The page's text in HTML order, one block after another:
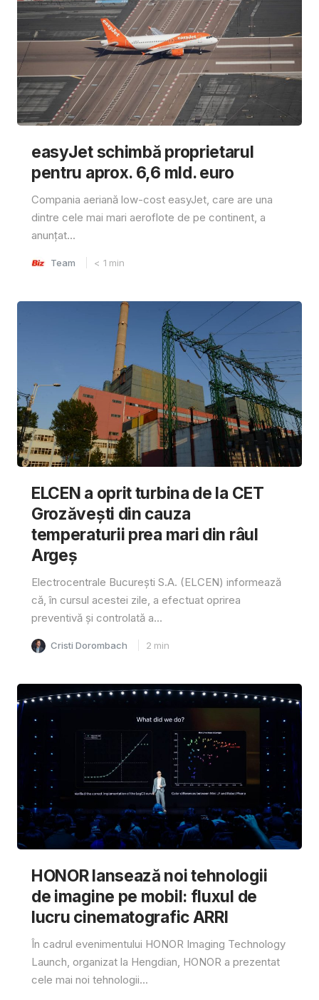
easyJet schimbă proprietarul
pentru aprox. 6,6 mld. euro
Compania aeriană low-cost easyJet, care are una
dintre cele mai mari aeroflote de pe continent, a
anunțat...
Team < 1 min
ELCEN a oprit turbina de la CET
Grozăvești din cauza
temperaturii prea mari din râul
Argeș
Electrocentrale București S.A. (ELCEN) informează
că, în cursul acestei zile, a efectuat oprirea
preventivă și controlată a...
Cristi Dorombach 2 min
HONOR lansează noi tehnologii
de imagine pe mobil: fluxul de
lucru cinematografic ARRI
În cadrul evenimentului HONOR Imaging Technology
Launch, organizat la Hengdian, HONOR a prezentat
cele mai noi tehnologii...